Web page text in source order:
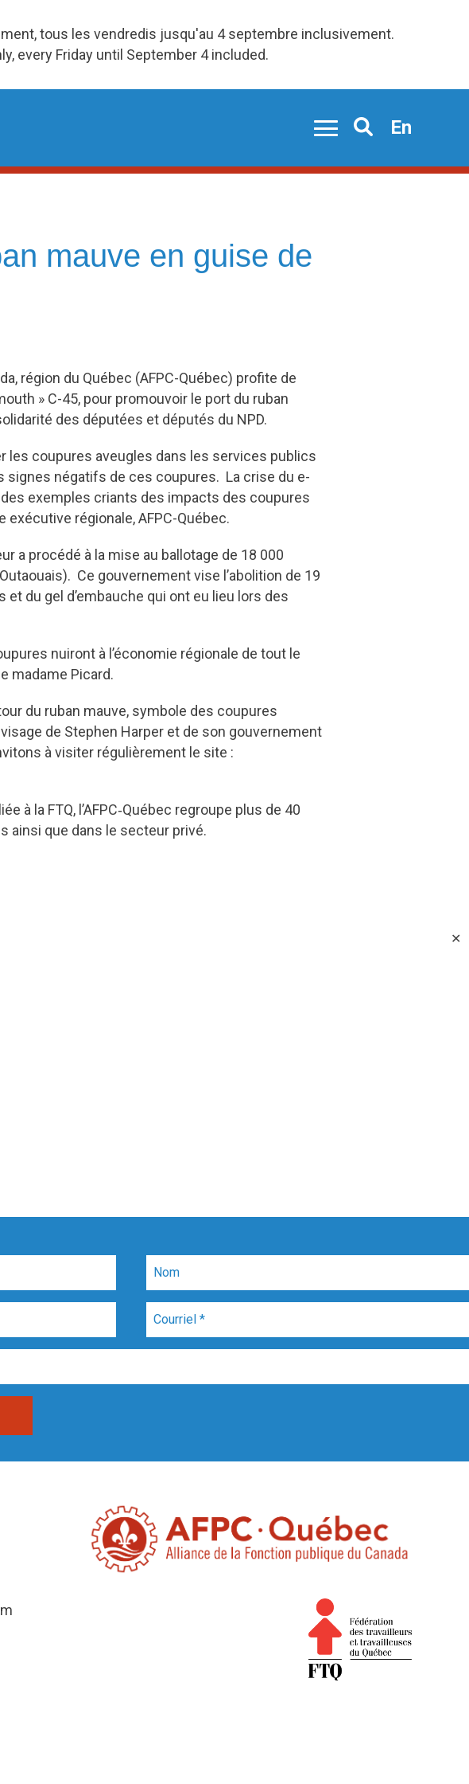
tous les vendredis jusqu'au 4 septembre inclusivement.
every Friday until September 4 included.
✕
Search
En
mauve en guise de
région du Québec (AFPC-Québec) profite de
» C-45, pour promouvoir le port du ruban
des députées et députés du NPD.
les coupures aveugles dans les services publics
signes négatifs de ces coupures. La crise du e-
exemples criants des impacts des coupures
régionale, AFPC-Québec.
a procédé à la mise au ballotage de 18 000
Ce gouvernement vise l’abolition de 19
du gel d’embauche qui ont eu lieu lors des
nuiront à l’économie régionale de tout le
madame Picard.
du ruban mauve, symbole des coupures
de Stephen Harper et de son gouvernement
à visiter régulièrement le site :
à la FTQ, l’AFPC‑Québec regroupe plus de 40
ainsi que dans le secteur privé.